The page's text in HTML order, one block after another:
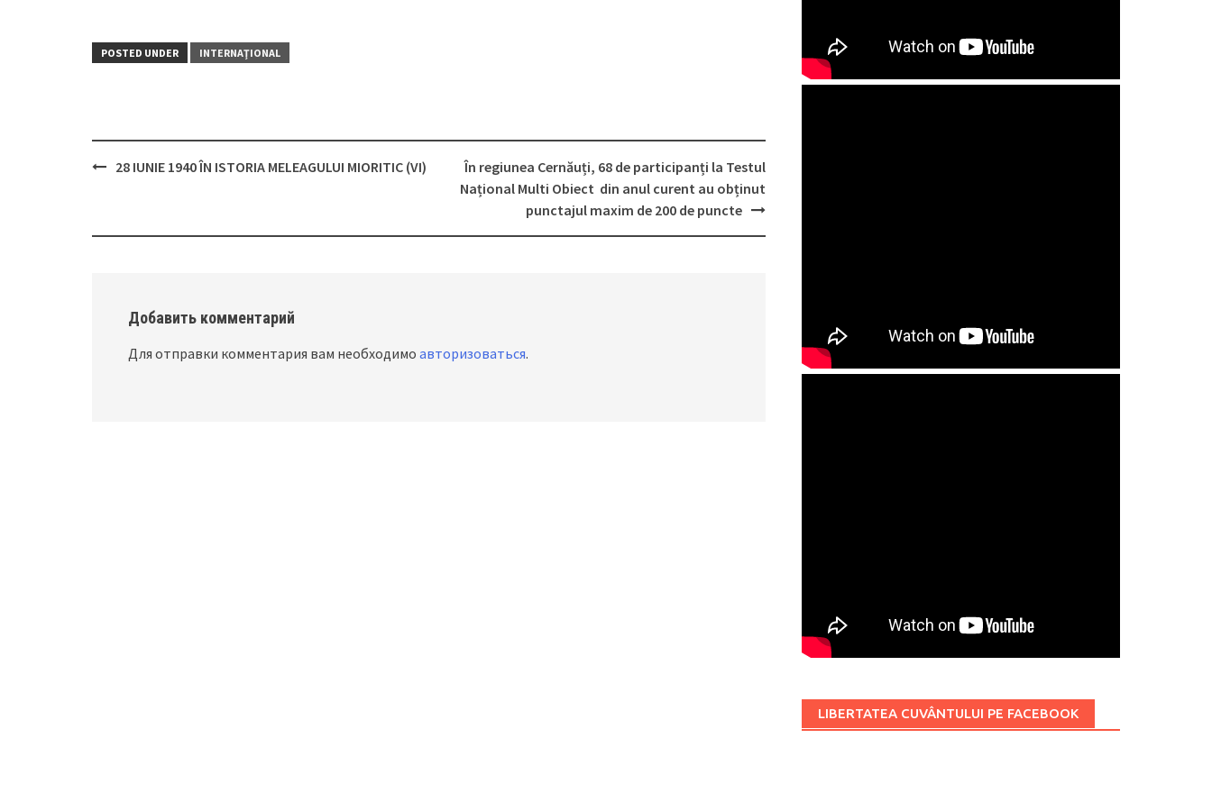
POSTED UNDER INTERNAŢIONAL
28 IUNIE 1940 ÎN ISTORIA MELEAGULUI MIORITIC (VI)
În regiunea Cernăuți, 68 de participanți la Testul
Național Multi Obiect din anul curent au obținut
punctajul maxim de 200 de puncte
Добавить комментарий
Для отправки комментария вам необходимо авторизоваться.
LIBERTATEA CUVÂNTULUI PE FACEBOOK